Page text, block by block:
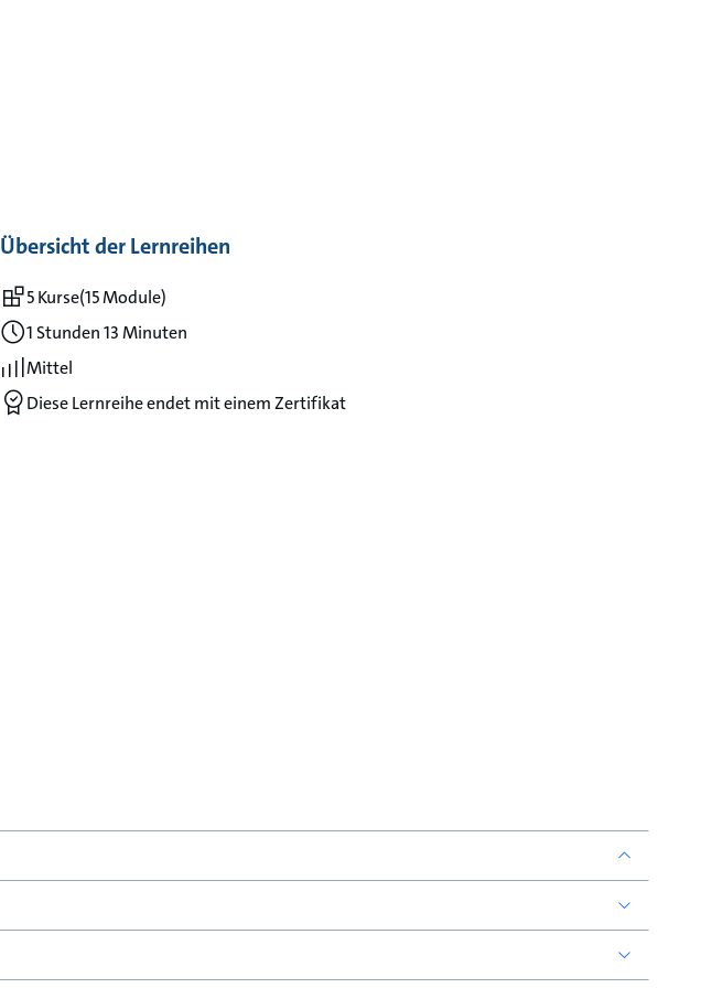
Übersicht der Lernreihen
5 Kurse(15 Module)
1 Stunden 13 Minuten
Mittel
Diese Lernreihe endet mit einem Zertifikat